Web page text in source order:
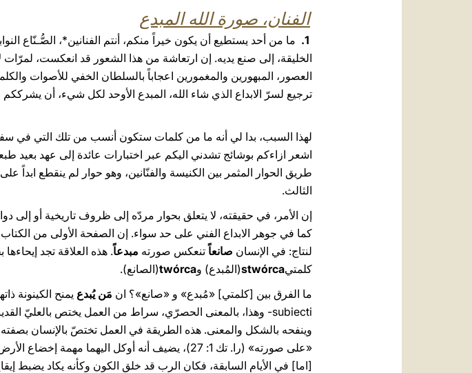
الفنان، صورة الله المبدع
1. ما من أحد يستطيع أن يكون خيراً منكم، أنتم الفنانين*، الصُّـنّاع
الخليقة، إلى صنع يديه. إن ارتعاشة من هذا الشعور قد انعكست، لمرّات
العصور، المبهورين والمغمورين اعجاباً بالسلطان الخفي للأصوات
ترجيع لسرّ الابداع الذي شاء الله، المبدع الأوحد لكل شيء، أن
لهذا السبب، بدا لي أنه ما من كلمات ستكون أنسب من تلك التي في سفر
اشعر ازاءكم بوشائج تشدني اليكم عبر اختبارات عائدة إلى عهد بعيد
طريق الحوار المثمر بين الكنيسة والفنّانين، وهو حوار لم ينقطع ابداً
الثالث.
إن الأمر، في حقيقته، لا يتعلق بحوار مردّه إلى ظروف تاريخية أو
كما في جوهر الابداع الفني على حد سواء. إن الصفحة الأولى من
لنتاج: في الإنسان صانعاً تنعكس صورته مبدعاً. هذه العلاقة تجد
كلمتيstwórca(المُبدع) وtwórca(الصانع).
ما الفرق بين [كلمتي] «مُبدع» و «صانع»؟ ان مَن يُبدع
subiecti- وهذا، بالمعنى الحصرّي، سراط من العمل يختص بالعليّ القدير وحده. وعلى العكس، فإن
وينفحه بالشكل والمعنى. هذه الطريقة في العمل تختصّ بالإنسان
[اما] في الأيام السابقة، فكان الرب قد خلق الكون وكأنه يكاد يضبط